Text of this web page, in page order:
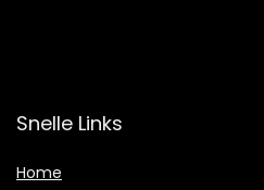
Snelle Links
Home